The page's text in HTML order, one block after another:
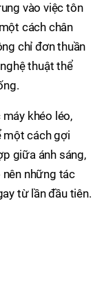
vào việc tôn
cách chân
chỉ đơn thuần
thuật thể
khéo léo,
một cách gợi
giữa ánh sáng,
những tác
từ lần đầu tiên.